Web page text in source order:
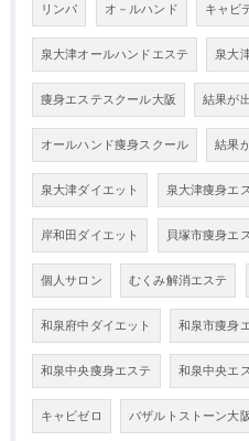
リンパ オ－ルハンド キャビ
泉大津オールハンドエステ 泉大
痩身エステスクール大阪 結果が
オールハンド痩身スクール 結果
泉大津ダイエット 泉大津痩身エ
岸和田ダイエット 貝塚市痩身エ
個人サロン むくみ解消エステ
和泉府中ダイエット 和泉市痩身
和泉中央痩身エステ 和泉中央エ
キャビゼロ バザルトストーン大